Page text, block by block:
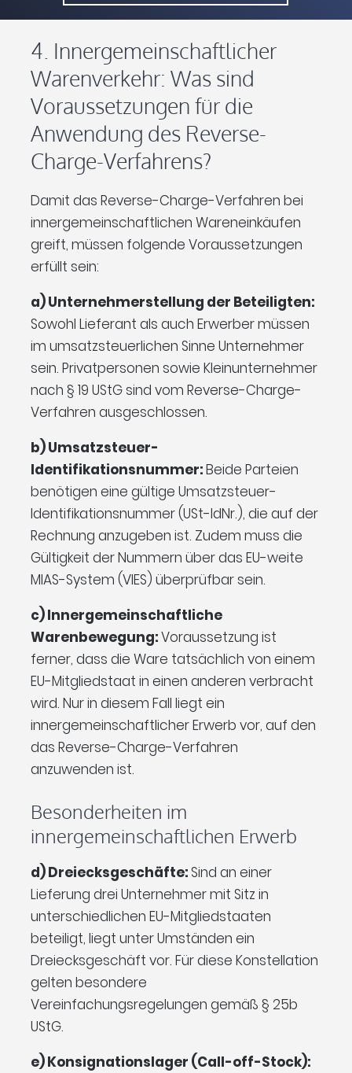
4. Innergemeinschaftlicher
Warenverkehr: Was sind
Voraussetzungen für die
Anwendung des Reverse-
Charge-Verfahrens?
Damit das Reverse-Charge-Verfahren bei
innergemeinschaftlichen Wareneinkäufen
greift, müssen folgende Voraussetzungen
erfüllt sein:
a) Unternehmerstellung der Beteiligten:
Sowohl Lieferant als auch Erwerber müssen
im umsatzsteuerlichen Sinne Unternehmer
sein. Privatpersonen sowie Kleinunternehmer
nach § 19 UStG sind vom Reverse-Charge-
Verfahren ausgeschlossen.
b) Umsatzsteuer-
Identifikationsnummer:Beide Parteien
benötigen eine gültige Umsatzsteuer-
Identifikationsnummer (USt-IdNr.), die auf der
Rechnung anzugeben ist. Zudem muss die
Gültigkeit der Nummern über das EU-weite
MIAS-System (VIES) überprüfbar sein.
c) Innergemeinschaftliche
Warenbewegung:Voraussetzung ist
ferner, dass die Ware tatsächlich von einem
EU-Mitgliedstaat in einen anderen verbracht
wird. Nur in diesem Fall liegt ein
innergemeinschaftlicher Erwerb vor, auf den
das Reverse-Charge-Verfahren
anzuwenden ist.
Besonderheiten im
innergemeinschaftlichen Erwerb
d) Dreiecksgeschäfte:Sind an einer
Lieferung drei Unternehmer mit Sitz in
unterschiedlichen EU-Mitgliedstaaten
beteiligt, liegt unter Umständen ein
Dreiecksgeschäft vor. Für diese Konstellation
gelten besondere
Vereinfachungsregelungen gemäß § 25b
UStG.
e) Konsignationslager (Call-off-Stock):